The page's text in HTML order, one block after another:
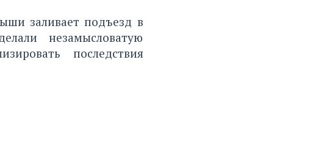
заливает подъезд в
незамысловатую
последствия